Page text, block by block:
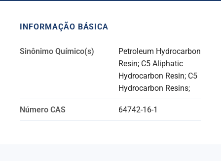
INFORMAÇÃO BÁSICA
Sinônimo Químico(s)
Petroleum Hydrocarbon
Resin; C5 Aliphatic
Hydrocarbon Resin; C5
Hydrocarbon Resins;
Número CAS 64742-16-1